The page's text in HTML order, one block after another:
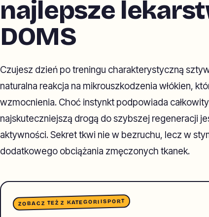
najlepsze
DOMS
Czujesz dzień po treningu charakterystyczną
naturalna reakcja na mikrouszkodzenia włókien,
wzmocnienia. Choć instynkt podpowiada
najskuteczniejszą drogą do szybszej regeneracji
aktywności. Sekret tkwi nie w bezruchu, lecz w
dodatkowego obciążania zmęczonych tkanek.
ZOBACZ TEŻ Z KATEGORIISPORT